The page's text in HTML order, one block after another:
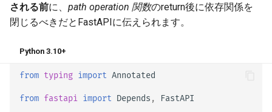
される前に、 path operation 関数のreturn後に依存関係を
閉じるべきだとFastAPIに伝えられます。
Python 3.10+
from typing import Annotated
from fastapi import Depends , FastAPI